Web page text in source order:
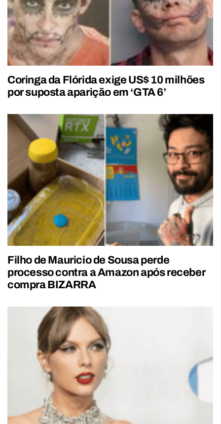
Coringa da Flórida exige US$ 10 milhões
por suposta aparição em ‘GTA 6’
Filho de Mauricio de Sousa perde
processo contra a Amazon após receber
compra BIZARRA